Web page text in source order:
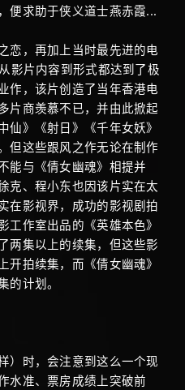
便求助于侠义道士燕赤霞...
，再加上当时最先进的电
影片内容到形式都达到了极
作，该片创造了当年香港电
片商羡慕不已，并由此掀起
仙》《射日》《千年女妖》
但这些跟风之作无论在制作
能与《倩女幽魂》相提并
克、程小东也因该片实在太
在影视界，成功的影视剧拍
作室出品的《英雄本色》
两集以上的续集，但这些影
开拍续集，而《倩女幽魂》
的计划。
时，会注意到这么一个现
水准、票房成绩上突破前